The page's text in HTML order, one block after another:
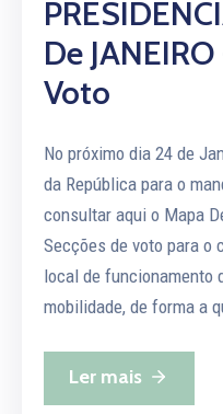
De
Voto
No próximo dia 24 de
da República para o
consultar aqui o Mapa
Secções de voto para o
local de funcionamento
mobilidade, de forma a
Ler mais